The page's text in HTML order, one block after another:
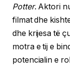
Potter. Aktori
filmat dhe
dhe krijesa të
motra e tij e
potencialin e